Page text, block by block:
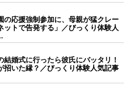
の応援強制参加に、母親が猛クレー
ットで告発する」／びっくり体験人
結婚式に行ったら彼氏にバッタリ！
招いた縁？／びっくり体験人気記事